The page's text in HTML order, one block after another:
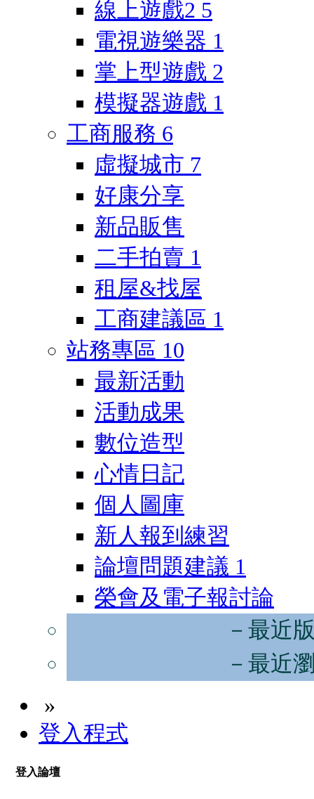
線上遊戲2 5
電視遊樂器 1
掌上型遊戲 2
模擬器遊戲 1
工商服務 6
虛擬城市 7
好康分享
新品販售
二手拍賣 1
租屋&找屋
工商建議區 1
站務專區 10
最新活動
活動成果
數位造型
心情日記
個人圖庫
新人報到練習
論壇問題建議 1
榮會及電子報討論
－最近
－最近
»
登入程式
登入論壇